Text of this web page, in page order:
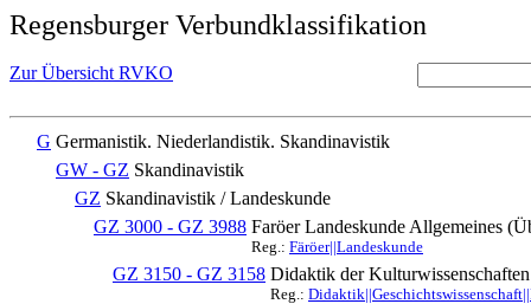
Regensburger Verbundklassifikation
Zur Übersicht RVKO
G Germanistik. Niederlandistik. Skandinavistik
GW - GZ Skandinavistik
GZ Skandinavistik / Landeskunde
GZ 3000 - GZ 3988 Faröer Landeskunde Allgemeines
Reg.: Färöer||Landeskunde
GZ 3150 - GZ 3158 Didaktik der
Reg.: